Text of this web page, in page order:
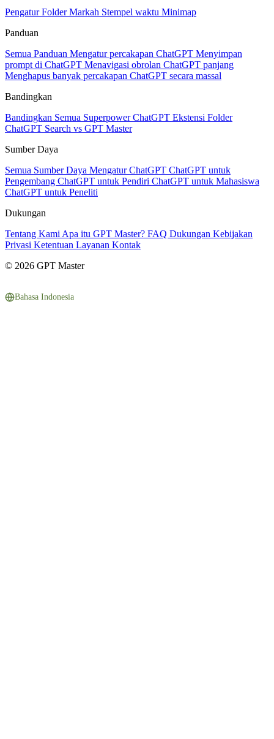
PengaturFolderMarkah Stempel waktu Minimap
Panduan
Semua Panduan Mengatur percakapan ChatGPT Menyimpan
prompt di ChatGPT Menavigasi obrolan ChatGPT panjang
Menghapus banyak percakapan ChatGPT secara massal
Bandingkan
Bandingkan Semua Superpower ChatGPT Ekstensi Folder
ChatGPT Search vs GPT Master
Sumber Daya
Semua Sumber Daya Mengatur ChatGPT ChatGPT untuk
Pengembang ChatGPT untuk Pendiri ChatGPT untuk Mahasiswa
ChatGPT untuk Peneliti
Dukungan
Tentang Kami Apa itu GPT Master? FAQ Dukungan Kebijakan
Privasi Ketentuan Layanan Kontak
© 2026 GPT Master
Bahasa Indonesia